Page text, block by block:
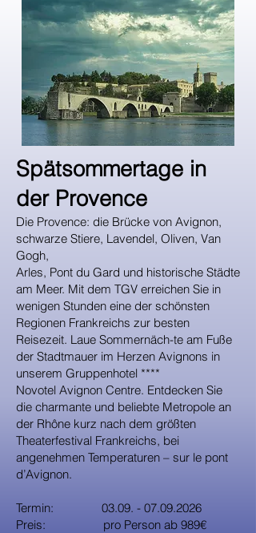
Spätsommertage in
der Provence
Die Provence: die Brücke von Avignon,
schwarze Stiere, Lavendel, Oliven, Van
Gogh,
Arles, Pont du Gard und historische Städte
am Meer. Mit dem TGV erreichen Sie in
wenigen Stunden eine der schönsten
Regionen Frankreichs zur besten
Reisezeit. Laue Sommernäch-te am Fuße
der Stadtmauer im Herzen Avignons in
unserem Gruppenhotel ****
Novotel Avignon Centre. Entdecken Sie
die charmante und beliebte Metropole an
der Rhône kurz nach dem größten
Theaterfestival Frankreichs, bei
angenehmen Temperaturen – sur le pont
d’Avignon.
Termin: 03.09. - 07.09.2026
Preis: pro Person ab 989€